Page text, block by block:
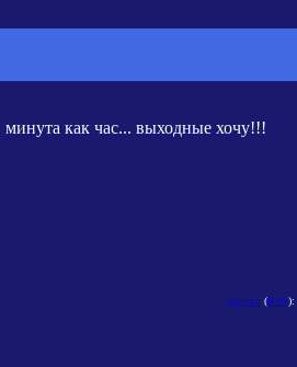
минута как час... выходные хочу!!!
Друзья (RSS):